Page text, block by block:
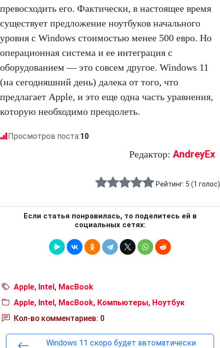
превосходить его. Фактически, в настоящее время
существует предложение ноутбуков начального
уровня с Windows стоимостью менее 500 евро. Но
операционная система и ее интеграция с
оборудованием — это совсем другое. Windows 11
(на сегодняшний день) далека от того, что
предлагает Apple, и это еще одна часть уравнения,
которую необходимо преодолеть.
Просмотров поста:10
Редактор: AndreyEx
Рейтинг: 5 (1 голос)
Если статья понравилась, то поделитесь ей в
социальных сетях:
Apple, Intel , MacBook
Apple, Intel , MacBook, Компьютеры, Ноутбук
Кол-во комментариев: 0
Windows 11 скоро будет автоматически